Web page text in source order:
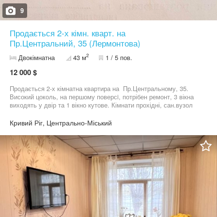
9
Продається 2-х кімн. кварт. на
Пр.Центральний, 35 (Лермонтова)
Двокімнатна 43 м2 1 / 5 пов.
12 000 $
Продається 2-х кімнатна квартира на Пр.Центральному, 35.
Високий цоколь, на першому поверсi, потрібен ремонт, 3 вікна
виходять у двір та 1 вікно кутове. Кімнати прохідні, сан.вузол
Вивіз відходів, Асфальтована дорога, Центральна каналізація.
Неподалік є школи, дитячі садки, парк, торгові центри. Боргiв по
квартирi немає. Якщо ви маєте інші питання звертайтеся за
вказаним номером телефону на Телеграм. Власниk.
Кривий Ріг, Центрально-Міський